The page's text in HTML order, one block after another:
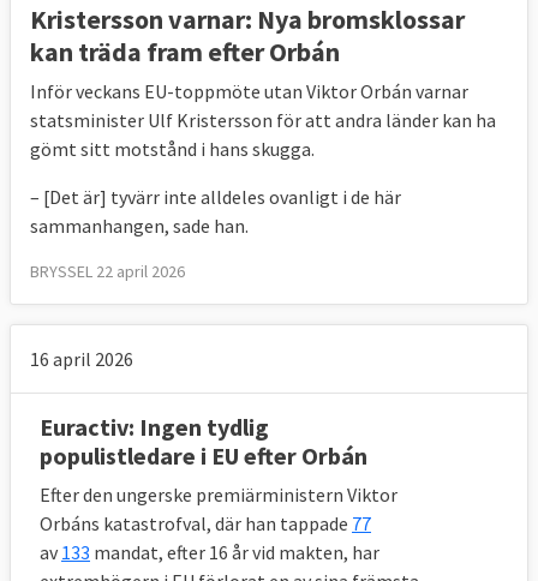
Kristersson varnar: Nya bromsklossar
kan träda fram efter Orbán
Inför veckans EU-toppmöte utan Viktor Orbán varnar
statsminister Ulf Kristersson för att andra länder kan ha
gömt sitt motstånd i hans skugga.
– [Det är] tyvärr inte alldeles ovanligt i de här
sammanhangen, sade han.
BRYSSEL 22 april 2026
16 april 2026
Euractiv: Ingen tydlig
populistledare i EU efter Orbán
Efter den ungerske premiärministern Viktor
Orbáns katastrofval, där han tappade 77
av 133 mandat, efter 16 år vid makten, har